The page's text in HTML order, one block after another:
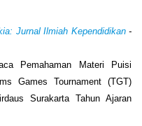
Jurnal Ilmiah Kependidikan-
Pemahaman Materi Puisi
Games Tournament (TGT)
Surakarta Tahun Ajaran